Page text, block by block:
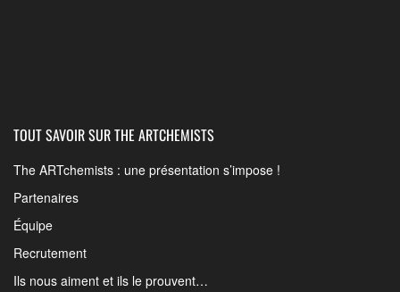
TOUT SAVOIR SUR THE ARTCHEMISTS
The ARTchemists : une présentation s’impose !
Partenaires
Équipe
Recrutement
Ils nous aiment et ils le prouvent…